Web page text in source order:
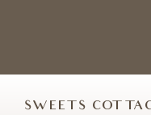
SWEETS